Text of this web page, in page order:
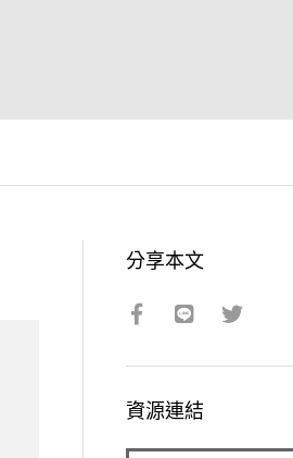
分享本文
資源連結